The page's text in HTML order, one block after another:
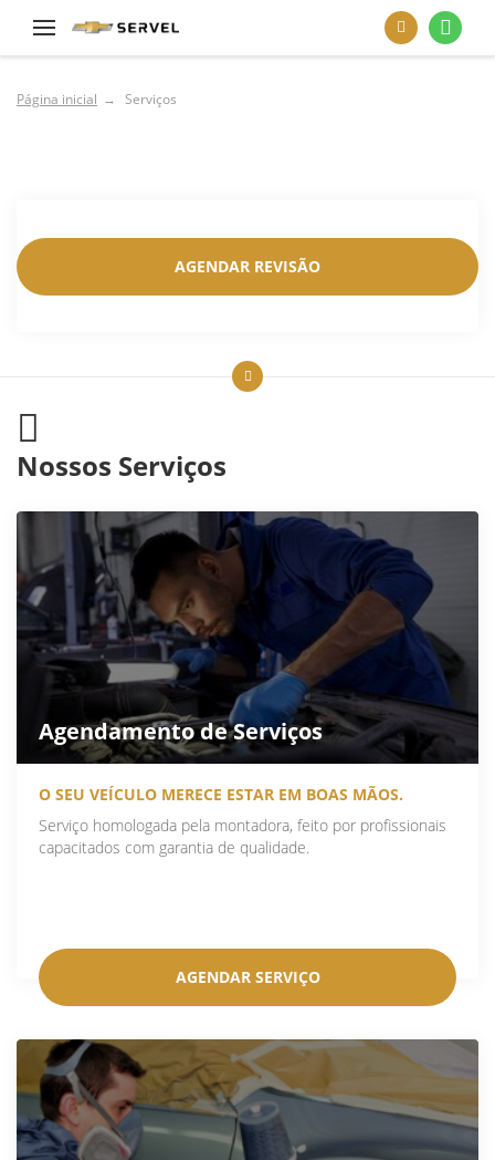
Página inicial Serviços
AGENDAR REVISÃO
Nossos Serviços
Agendamento de Serviços
O SEU VEÍCULO MERECE ESTAR EM BOAS MÃOS.
Serviço homologada pela montadora, feito por profissionais
capacitados com garantia de qualidade.
AGENDAR SERVIÇO